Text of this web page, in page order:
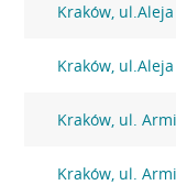
Kraków,
Kraków,
Kraków, ul.
Kraków, ul.